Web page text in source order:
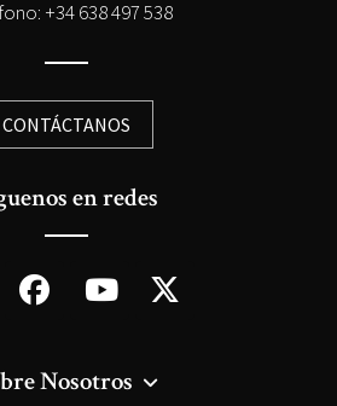
+34 638 497 538
CONTÁCTANOS
en redes
Nosotros